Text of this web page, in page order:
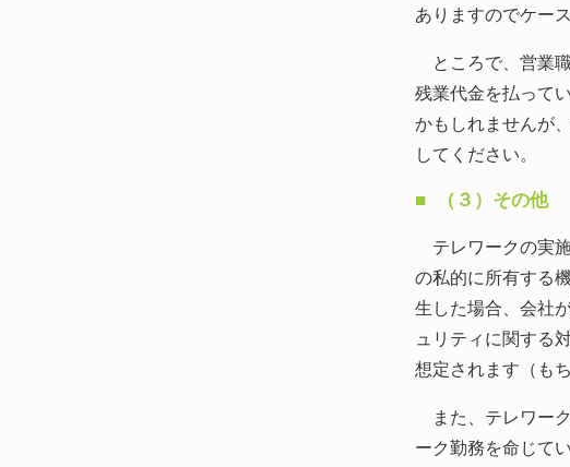
ありますのでケー
ところで、営業
残業代金を払って
かもしれませんが
してください。
（３）その他
テレワークの実
の私的に所有する
生した場合、会社
ュリティに関する
想定されます（も
また、テレワー
ーク勤務を命じて